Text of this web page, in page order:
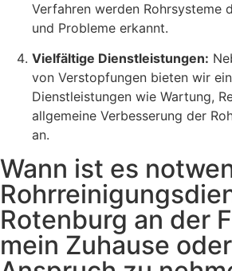
Verfahren werden Rohrsysteme
und Probleme erkannt.
Vielfältige Dienstleistungen:
von Verstopfungen bieten wir
Dienstleistungen wie Wartung,
allgemeine Verbesserung der
an.
Wann ist es
Rotenburg an der
mein Zuhause